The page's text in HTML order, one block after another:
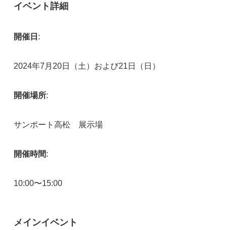
イベント詳細
開催日 :
2024年7月20日（土）および21日（日）
開催場所:
サンポート高松 展示場
開催時間:
10:00〜15:00
メインイベント